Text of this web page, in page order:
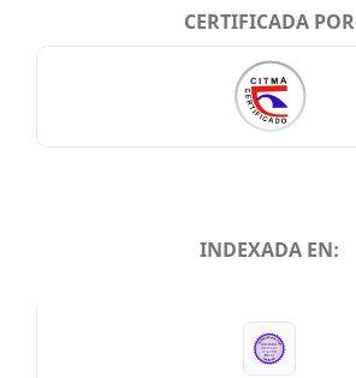
CERTIFICADA POR
INDEXADA EN: